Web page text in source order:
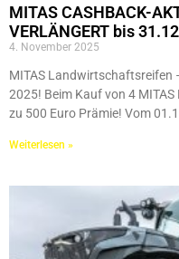
MITAS CASHBACK-
VERLÄNGERT bis
4. November 2025
MITAS Landwirtschaftsreifen
2025! Beim Kauf von 4
zu 500 Euro Prämie! Vom
Weiterlesen »